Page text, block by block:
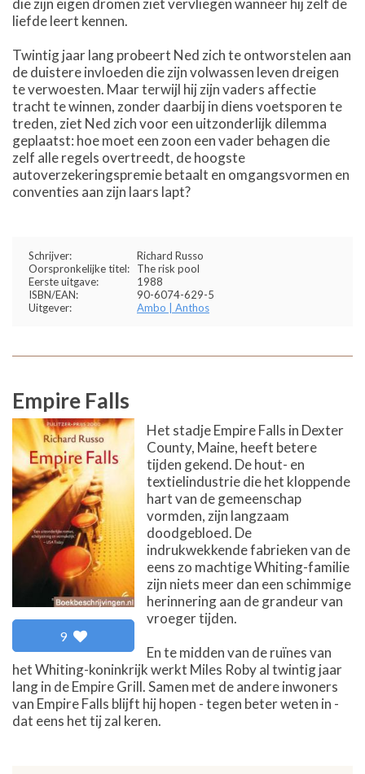
liefde leert kennen.
Twintig jaar lang probeert Ned zich te ontworstelen aan
de duistere invloeden die zijn volwassen leven dreigen
te verwoesten. Maar terwijl hij zijn vaders affectie
tracht te winnen, zonder daarbij in diens voetsporen te
treden, ziet Ned zich voor een uitzonderlijk dilemma
geplaatst: hoe moet een zoon een vader behagen die
zelf alle regels overtreedt, de hoogste
autoverzekeringspremie betaalt en omgangsvormen en
conventies aan zijn laars lapt?
Schrijver:
Richard Russo
Oorspronkelijke titel:
The risk pool
Eerste uitgave:
1988
ISBN/EAN:
90-6074-629-5
Uitgever:
Ambo | Anthos
Empire Falls
9
Het stadje Empire Falls in Dexter
County, Maine, heeft betere
tijden gekend. De hout- en
textielindustrie die het kloppende
hart van de gemeenschap
vormden, zijn langzaam
doodgebloed. De
indrukwekkende fabrieken van de
eens zo machtige Whiting-familie
zijn niets meer dan een schimmige
herinnering aan de grandeur van
vroeger tijden.
En te midden van de ruïnes van
het Whiting-koninkrijk werkt Miles Roby al twintig jaar
lang in de Empire Grill. Samen met de andere inwoners
van Empire Falls blijft hij hopen - tegen beter weten in -
dat eens het tij zal keren.